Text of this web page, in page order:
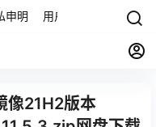
申明 用户协议 联系我们
像21H2版本